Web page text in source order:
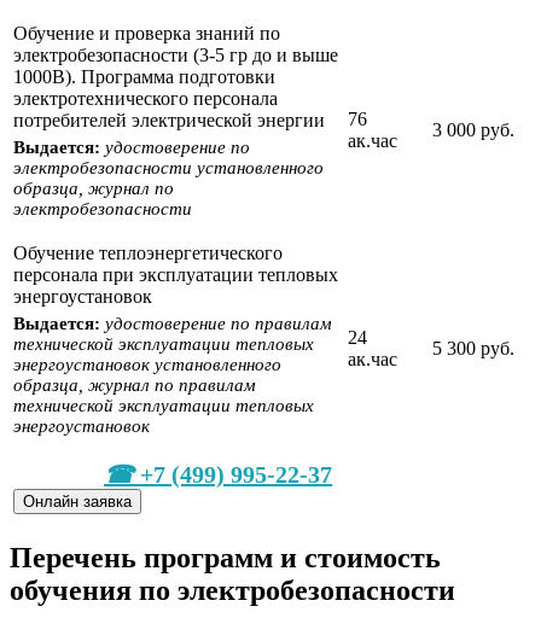
Обучение и проверка знаний по
электробезопасности (3-5 гр до и выше
1000В). Программа подготовки
электротехнического персонала
потребителей электрической энергии
Выдается: удостоверение по
электробезопасности установленного
образца, журнал по
электробезопасности
76
ак.час
3 000 руб.
Обучение теплоэнергетического
персонала при эксплуатации тепловых
энергоустановок
Выдается: удостоверение по правилам
технической эксплуатации тепловых
энергоустановок установленного
образца, журнал по правилам
технической эксплуатации тепловых
энергоустановок
24
ак.час
5 300 руб.
+7 (499) 995-22-37
Онлайн заявка
Перечень программ и стоимость
обучения по электробезопасности